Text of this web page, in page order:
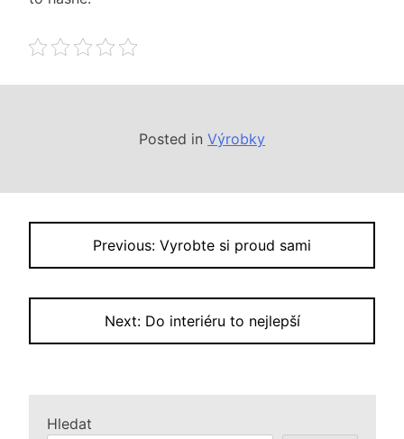
Posted in Výrobky
Navigace
pro
příspěvek
Previous: Vyrobte si proud sami
Next: Do interiéru to nejlepší
Hledat